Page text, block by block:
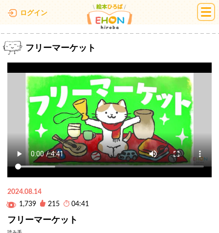
ログイン 絵本ひろば
フリーマーケット
2024.08.14
1,739
215 04:41
フリーマーケット